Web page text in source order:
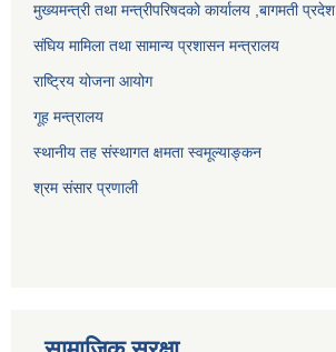
मुख्यमन्त्री तथा मन्त्रीपरिषदको कार्यालय ,बागमती प्रदेश
संघिय मामिला तथा सामान्य प्रशासन मन्त्रालय
राष्ट्रिय योजना आयोग
गूह मन्त्रालय
स्थानीय तह संस्थागत क्षमता स्वमूल्याङ्कन
श्रम संसार प्रणाली